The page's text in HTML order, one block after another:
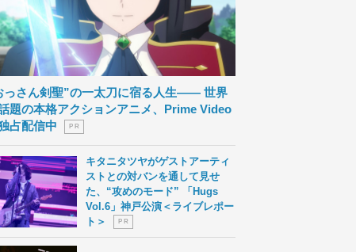
っさん剣聖”の一太刀に宿る人生―― 世界
題の本格アクションアニメ、Prime Video
占配信中
P R
キタニタツヤがゲストアーティ
ストとの対バンを通して見せ
た、“攻めのモード” 「Hugs
Vol.6」神戸公演＜ライブレポー
ト＞
P R